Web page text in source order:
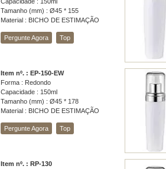
Tamanho (mm) : Ø45 * 155
Material : BICHO DE ESTIMAÇÃO
Pergunte Agora Top
Item nº. : EP-150-EW
Forma : Redondo
Capacidade : 150ml
Tamanho (mm) : Ø45 * 178
Material : BICHO DE ESTIMAÇÃO
Pergunte Agora Top
Item nº. : RP-130